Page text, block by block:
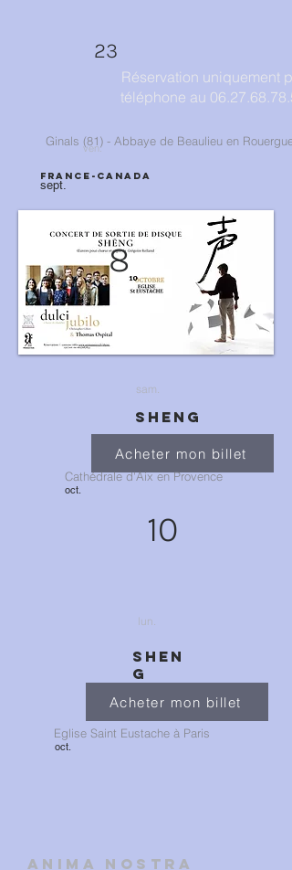
23
Réservation uniquement
téléphone au
Ginals (81) - Abbaye de Beaulieu en Rouergue
ven.
FRANCE-CANADA
sept.
8
sam.
Acheter mon billet
SHENG
Cathédrale d'Aix en Provence
oct.
10
lun.
Acheter mon billet
SHEN
G
Eglise Saint Eustache à Paris
oct.
ANIMA NOSTRA